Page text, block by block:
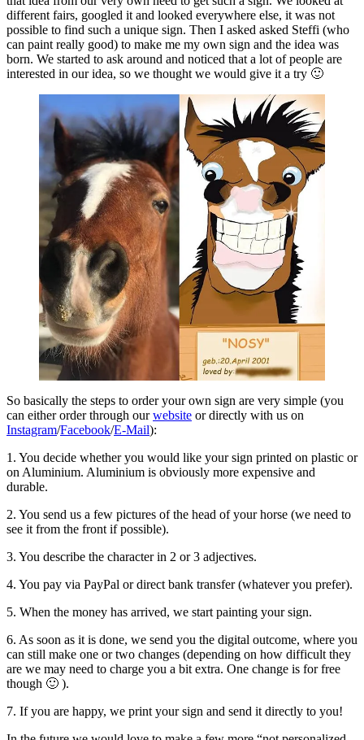
different fairs, googled it and looked everywhere else, it was not
possible to find such a unique sign. Then I asked asked Steffi (who
can paint really good) to make me my own sign and the idea was
born. We started to ask around and noticed that a lot of people are
interested in our idea, so we thought we would give it a try 🙂
So basically the steps to order your own sign are very simple (you
can either order through ourwebsite or directly with us on
Instagram/Facebook/E-Mail):
1. You decide whether you would like your sign printed on plastic or
on Aluminium. Aluminium is obviously more expensive and
durable.
2. You send us a few pictures of the head of your horse (we need to
see it from the front if possible).
3. You describe the character in 2 or 3 adjectives.
4. You pay via PayPal or direct bank transfer (whatever you prefer).
5. When the money has arrived, we start painting your sign.
6. As soon as it is done, we send you the digital outcome, where you
can still make one or two changes (depending on how difficult they
are we may need to charge you a bit extra. One change is for free
though 🙂 ).
7. If you are happy, we print your sign and send it directly to you!